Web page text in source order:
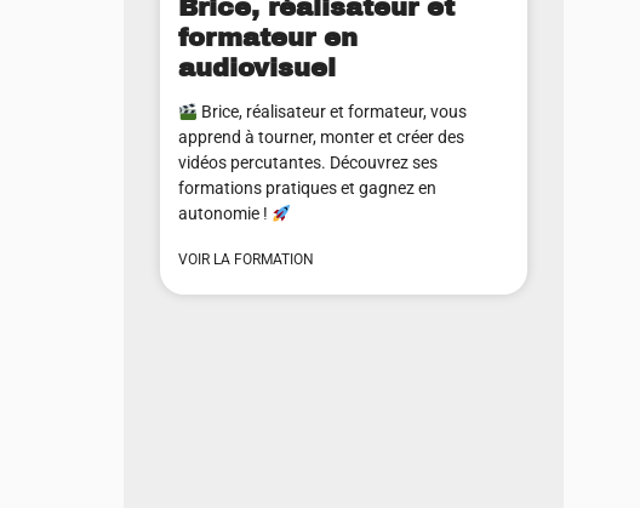
Brice, réalisateur et
formateur en
audiovisuel
Brice, réalisateur et formateur, vous
apprend à tourner, monter et créer des
vidéos percutantes. Découvrez ses
formations pratiques et gagnez en
autonomie !
VOIR LA FORMATION